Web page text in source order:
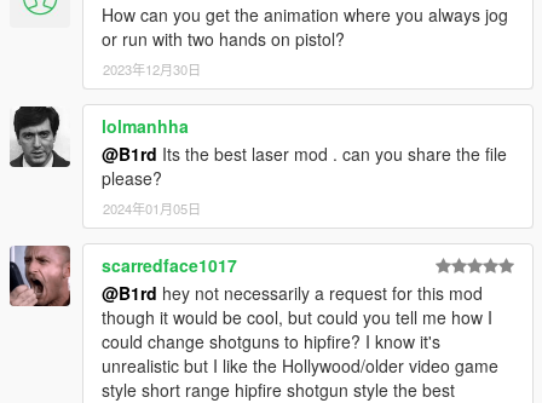
How can you get the animation where you always jog
or run with two hands on pistol?
2023年12月30日
lolmanhha
@B1rd Its the best laser mod . can you share the file
please?
2024年01月05日
scarredface1017
@B1rd hey not necessarily a request for this mod
though it would be cool, but could you tell me how I
could change shotguns to hipfire? I know it's
unrealistic but I like the Hollywood/older video game
style short range hipfire shotgun style the best